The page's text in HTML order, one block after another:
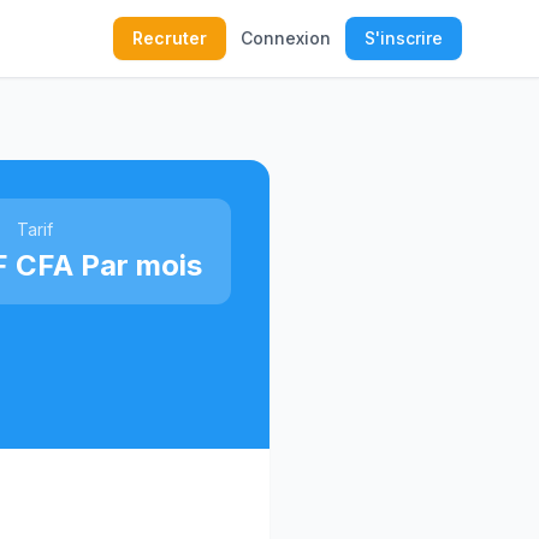
Recruter Connexion S'inscrire
Tarif
Par mois